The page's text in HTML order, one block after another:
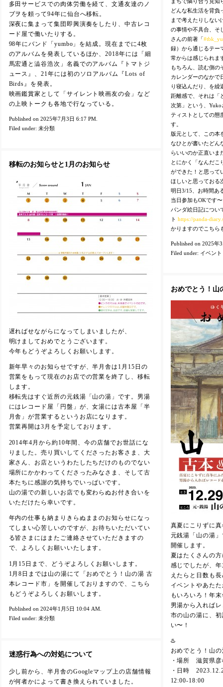
多田サービスでの肉体労働を経て、文通友達のノ
ブヲを頼って94年に仙台へ移転。
深夜に集まって集団即興演奏をしたり、中古レコ
ード屋で働いたりする。
98年にバンド「yumbo」を結成。現在までに4枚
のアルバムを発表しているほか、2018年には「細
馬宏通と澁谷浩次」名義でのアルバム『トマトジ
ュース』、21年には初のソロアルバム『Lots of
Birds』を発表。
映画鑑賞家として「サイレント映画友の会」など
の上映トークも各地で行なっている。
Published on 2025年7月3日 6:17 PM.
Filed under: 未分類
どんな私生活を背負
まで考えたりしない
の事情や不具合、そ
さんの前著「
録）から通じるテー
常からは感じられま
もちろん、読む側の
カレンダーのなかで
り寝込んだり、を
距離感で、それは「
次第」という、
ティストとしての態
す。
版元として、この本
なひとが書いたどん
らいいのか正直いま
とにかく「なんだこ
ができた！と思って
ほしいと思っておる
明日3/15、お時間あ
当日参加もOKです〜
パンダ絵日記につい
ト https://panda-
かりますのでこちら
Published on 2025年
Filed under: イベント
移転のお知らせと1月のお知らせ
遅ればせながらになってしまいましたが、
明けましておめでとうございます。
今年もどうぞよろしくお願いします。
新年早々のお知らせですが、半月舎は1月15日の
営業をもって現在のお店での営業を終了し、移転
します。
移転先はすぐ近所の元銭湯「山の湯」です。男湯
にはレコード屋「円盤」が、女湯には古本屋「半
月舎」が営業するというお店になります。
営業再開は3月を予定しております。
2014年4月から約10年間、今の店舗でお世話にな
りました。売り買いしてくださったお客さま、大
家さん、お店というわたしたちだけのものでない
場所にかかわってくださったみなさま、そして古
本たちに感謝の気持ちでいっぱいです。
山の湯での新しいお店でも変わらぬお付き合いを
いただけたら幸いです。
年内の仕事も納まりきらぬままのお知らせになっ
てしまい心苦しいのですが、お待ちいただいてい
る皆さまにはまたご連絡させていただきますの
で、よろしくお願いいたします。
1月15日まで、どうぞよろしくお願いします。
1月8日までは山の湯にて「おめでとう！山の湯 古
本レコード市」を開催しておりますので、こちら
もどうぞよろしくお願いします。
Published on 2024年1月5日 10:04 AM.
Filed under: 未分類
おめでとう！山
真夏にこりずに
元銭湯「山の湯
開催します。
夏はたくさんの
感じでしたが、
えたらと日数も
イベントやあた
もいろいろ！年
男湯から入れば
市の山の湯に、
い〜！
♨️
おめでとう！山
・場所 滋賀県彦
・日時
12:00-18:00
迷惑行為への対処について
少し前から、半月舎のGoogleマップ上の店舗情報
が何者かによって書き換えられていました。